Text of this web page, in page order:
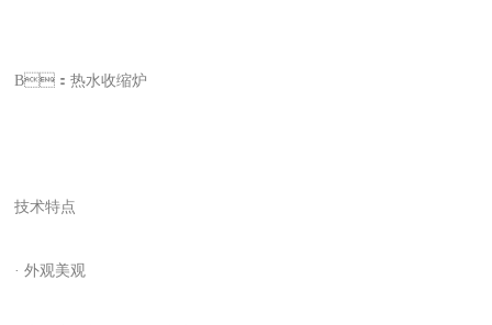
B：热水收缩炉
技术特点
· 外观美观